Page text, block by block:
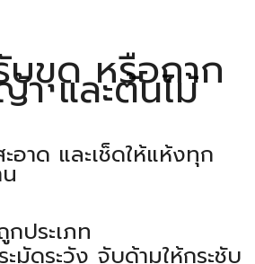
บขุด หรือถาก
และต้นไม้
อาด และเช็ดให้แห้งทุก
กประเภท
ะมัดระวัง จับด้ามให้กระชับ